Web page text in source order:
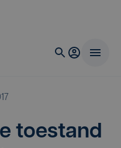
toe­stand